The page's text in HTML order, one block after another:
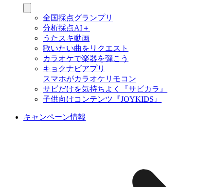
全国採点グランプリ
分析採点AI＋
うたスキ動画
歌いたい曲をリクエスト
カラオケで楽器を弾こう
キョクナビアプリ
スマホがカラオケリモコン
サビだけを気持ちよく『サビカラ』
子供向けコンテンツ『JOYKIDS』
キャンペーン情報